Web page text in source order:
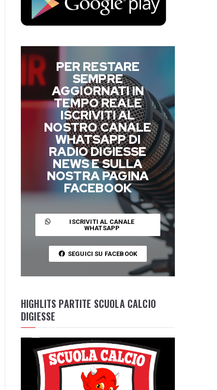
PER RESTARE
SEMPRE
AGGIORNATI IN
TEMPO REALE
ISCRIVITI AL
NOSTRO CANALE
WHATSAPP DI
RADIO DIGIESSE
NEWS E SULLA
NOSTRA PAGINA
FACEBOOK
ISCRIVITI AL CANALE
WHATSAPP
SEGUICI SU FACEBOOK
HIGHLITS PARTITE SCUOLA CALCIO
DIGIESSE